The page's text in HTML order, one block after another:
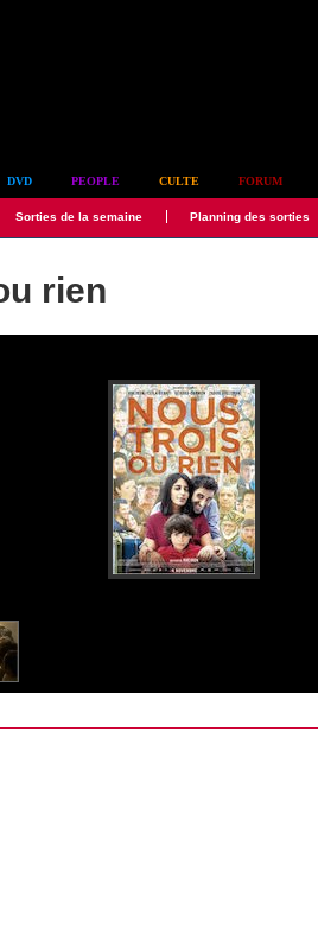
DVD PEOPLE CULTE FORUM
Sorties de la semaine Planning des sorties
rien